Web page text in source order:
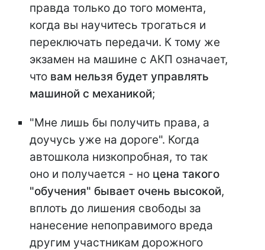
правда только до того момента,
когда вы научитесь трогаться и
переключать передачи. К тому же
экзамен на машине с АКП означает,
что вам нельзя будет управлять
машиной с механикой;
"Мне лишь бы получить права, а
доучусь уже на дороге". Когда
автошкола низкопробная, то так
оно и получается - но цена такого
"обучения" бывает очень высокой,
вплоть до лишения свободы за
нанесение непоправимого вреда
другим участникам дорожного